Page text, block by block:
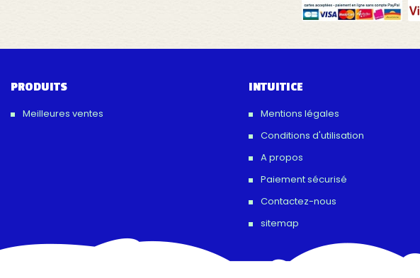
PRODUITS
Meilleures ventes
INTUITICE
Mentions légales
Conditions d'utilisation
A propos
Paiement sécurisé
Contactez-nous
sitemap